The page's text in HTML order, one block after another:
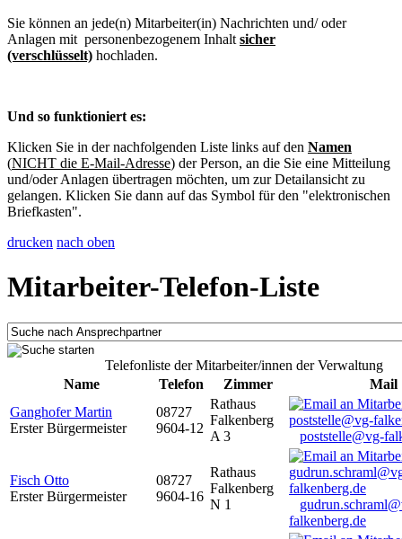
Sie können an jede(n) Mitarbeiter(in) Nachrichten und/ oder
Anlagen mit personenbezogenem Inhalt sicher
(verschlüsselt) hochladen.
Und so funktioniert es:
Klicken Sie in der nachfolgenden Liste links auf den Namen
(NICHT die E-Mail-Adresse) der Person, an die Sie eine Mitteilung
und/oder Anlagen übertragen möchten, um zur Detailansicht zu
gelangen. Klicken Sie dann auf das Symbol für den "elektronischen
Briefkasten".
drucken nach oben
Mitarbeiter-Telefon-Liste
Telefonliste der Mitarbeiter/innen der Verwaltung
Name
Telefon Zimmer
Mail
Ganghofer Martin
Erster Bürgermeister
08727
9604-12
Rathaus
Falkenberg
A 3
poststelle@vg-
Fisch Otto
Erster Bürgermeister
08727
9604-16
Rathaus
Falkenberg
N 1
falkenberg.de